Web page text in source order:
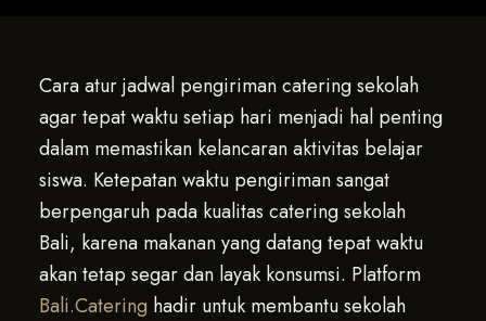
Cara atur jadwal pengiriman catering sekolah
agar tepat waktu setiap hari menjadi hal penting
dalam memastikan kelancaran aktivitas belajar
siswa. Ketepatan waktu pengiriman sangat
berpengaruh pada kualitas catering sekolah
Bali, karena makanan yang datang tepat waktu
akan tetap segar dan layak konsumsi. Platform
Bali.Catering hadir untuk membantu sekolah